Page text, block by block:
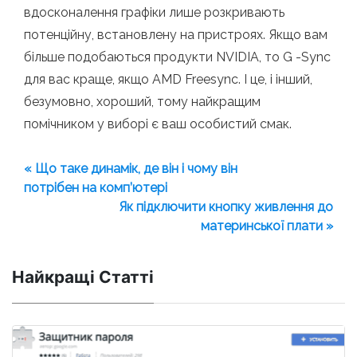
вдосконалення графіки лише розкривають
потенційну, встановлену на пристроях. Якщо вам
більше подобаються продукти NVIDIA, то G -Sync
для вас краще, якщо AMD Freesync. І це, і інший,
безумовно, хороший, тому найкращим
помічником у виборі є ваш особистий смак.
« Що таке динамік, де він і чому він
потрібен на комп’ютері
Як підключити кнопку живлення до
материнської плати »
Найкращі Статті